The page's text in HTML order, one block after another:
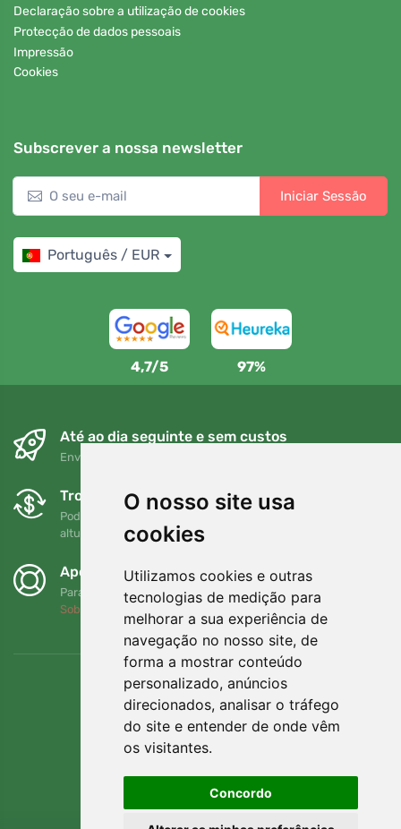
O nosso site usa
cookies
Utilizamos cookies e outras
tecnologias de medição para
melhorar a sua experiência de
navegação no nosso site, de
forma a mostrar conteúdo
personalizado, anúncios
direcionados, analisar o tráfego
do site e entender de onde vêm
os visitantes.
Concordo
Declaração sobre a utilização de cookies
Protecção de dados pessoais
Impressão
Cookies
Subscrever a nossa newsletter
Iniciar Sessão
Português / EUR
4,7/5 97%
Até ao dia seguinte e sem custos
Envio gratuito para encomendas superiores a 80 EUR
Trocas e devoluções gratuitas
Pode devolver ou trocar a sua encomenda em qualquer
altura no prazo de 90 dias
Apoiamos a Trees.org
Para cada encomenda plantamos uma árvore! Leia mais
Sobre nós